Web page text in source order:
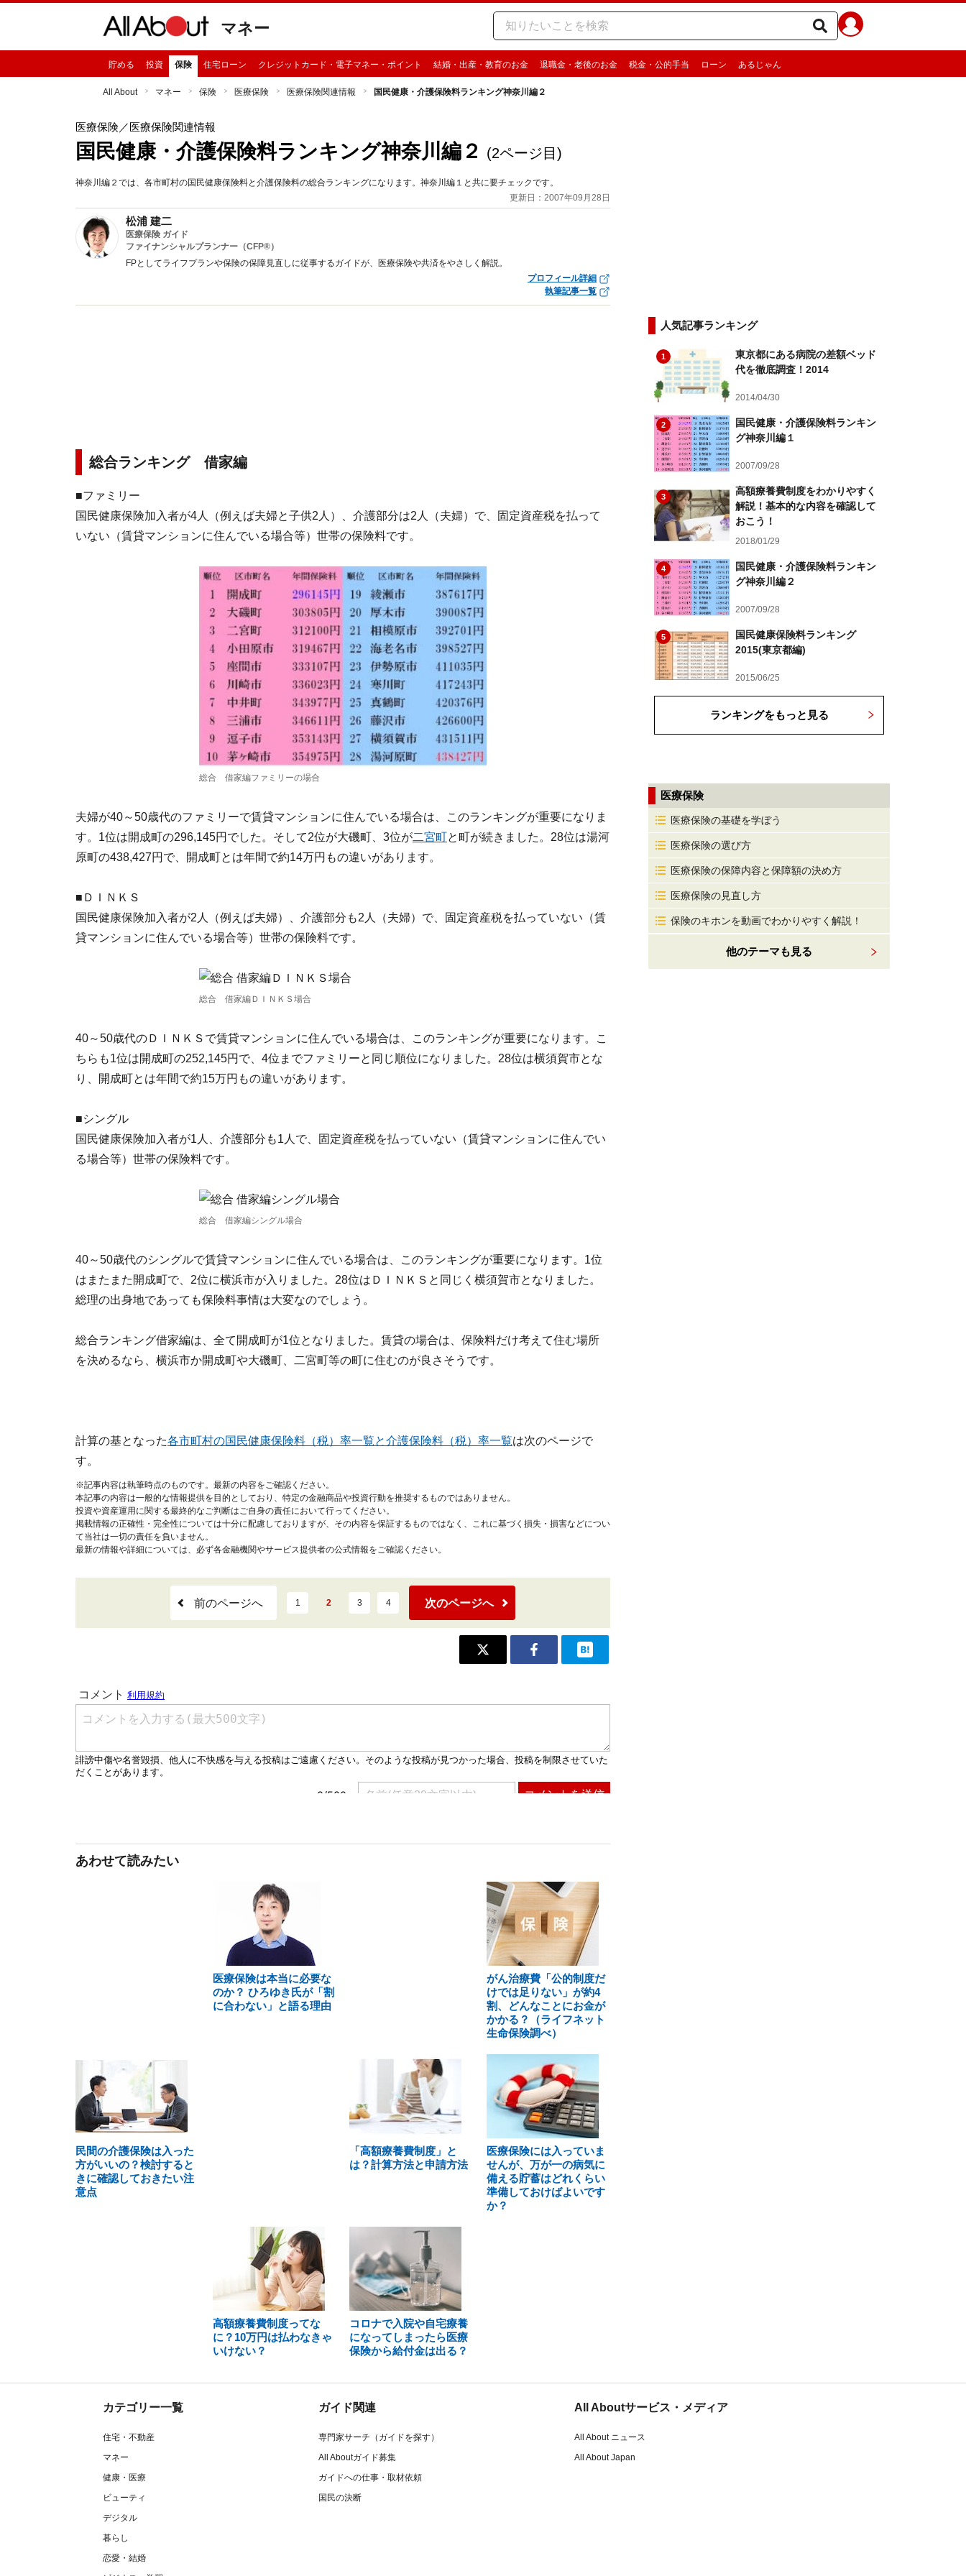
マネー
貯める 投資 保険 住宅ローン クレジットカード・電子マネー・ポイント 結婚・出産・教育のお金 退職金・老後のお金 税金・公的手当 ローン あるじゃん
All About マネー 保険 医療保険 医療保険関連情報 国民健康・介護保険料ランキング神奈川編２
医療保険／医療保険関連情報
国民健康・介護保険料ランキング神奈川編２ (2ページ目)
神奈川編２では、各市町村の国民健康保険料と介護保険料の総合ランキングになります。神奈川編１と共に要チェックです。
更新日：2007年09月28日
松浦 建二
医療保険 ガイド
ファイナンシャルプランナー（CFP®）
FPとしてライフプランや保険の保障見直しに従事するガイドが、医療保険や共済をやさしく解説。
プロフィール詳細
執筆記事一覧
総合ランキング 借家編
■ファミリー
国民健康保険加入者が4人（例えば夫婦と子供2人）、介護部分は2人（夫婦）で、固定資産税を払って
いない（賃貸マンションに住んでいる場合等）世帯の保険料です。
総合 借家編ファミリーの場合
夫婦が40～50歳代のファミリーで賃貸マンションに住んでいる場合は、このランキングが重要になりま
す。1位は開成町の296,145円でした。そして2位が大磯町、3位が二宮町と町が続きました。28位は湯河
原町の438,427円で、開成町とは年間で約14万円もの違いがあります。
■ＤＩＮＫＳ
国民健康保険加入者が2人（例えば夫婦）、介護部分も2人（夫婦）で、固定資産税を払っていない（賃
貸マンションに住んでいる場合等）世帯の保険料です。
総合 借家編ＤＩＮＫＳ場合
40～50歳代のＤＩＮＫＳで賃貸マンションに住んでいる場合は、このランキングが重要になります。こ
ちらも1位は開成町の252,145円で、4位までファミリーと同じ順位になりました。28位は横須賀市とな
り、開成町とは年間で約15万円もの違いがあります。
■シングル
国民健康保険加入者が1人、介護部分も1人で、固定資産税を払っていない（賃貸マンションに住んでい
る場合等）世帯の保険料です。
総合 借家編シングル場合
40～50歳代のシングルで賃貸マンションに住んでいる場合は、このランキングが重要になります。1位
はまたまた開成町で、2位に横浜市が入りました。28位はＤＩＮＫＳと同じく横須賀市となりました。
総理の出身地であっても保険料事情は大変なのでしょう。
総合ランキング借家編は、全て開成町が1位となりました。賃貸の場合は、保険料だけ考えて住む場所
を決めるなら、横浜市か開成町や大磯町、二宮町等の町に住むのが良さそうです。
計算の基となった各市町村の国民健康保険料（税）率一覧と介護保険料（税）率一覧は次のページで
す。
※記事内容は執筆時点のものです。最新の内容をご確認ください。
本記事の内容は一般的な情報提供を目的としており、特定の金融商品や投資行動を推奨するものではありません。
投資や資産運用に関する最終的なご判断はご自身の責任において行ってください。
掲載情報の正確性・完全性については十分に配慮しておりますが、その内容を保証するものではなく、これに基づく損失・損害などについ
て当社は一切の責任を負いません。
最新の情報や詳細については、必ず各金融機関やサービス提供者の公式情報をご確認ください。
前のページへ 1 2 3 4 次のページへ
あわせて読みたい
医療保険は本当に必要な
のか？ ひろゆき氏が「割
に合わない」と語る理由
がん治療費「公的制度だ
けでは足りない」が約4
割、どんなことにお金が
かかる？（ライフネット
生命保険調べ）
民間の介護保険は入った
方がいいの？検討すると
きに確認しておきたい注
意点
「高額療養費制度」と
は？計算方法と申請方法
医療保険には入っていま
せんが、万が一の病気に
備える貯蓄はどれくらい
準備しておけばよいです
か？
高額療養費制度ってな
に？10万円は払わなきゃ
いけない？
コロナで入院や自宅療養
になってしまったら医療
保険から給付金は出る？
人気記事ランキング
1
東京都にある病院の差額ベッド
代を徹底調査！2014
2014/04/30
2
国民健康・介護保険料ランキン
グ神奈川編１
2007/09/28
3
高額療養費制度をわかりやすく
解説！基本的な内容を確認して
おこう！
2018/01/29
4
国民健康・介護保険料ランキン
グ神奈川編２
2007/09/28
5
国民健康保険料ランキング
2015(東京都編)
2015/06/25
ランキングをもっと見る
医療保険
医療保険の基礎を学ぼう
医療保険の選び方
医療保険の保障内容と保障額の決め方
医療保険の見直し方
保険のキホンを動画でわかりやすく解説！
他のテーマも見る
カテゴリー一覧
住宅・不動産
マネー
健康・医療
ビューティ
デジタル
暮らし
恋愛・結婚
ガイド関連
専門家サーチ（ガイドを探す）
All Aboutガイド募集
ガイドへの仕事・取材依頼
国民の決断
All Aboutサービス・メディア
All About ニュース
All About Japan